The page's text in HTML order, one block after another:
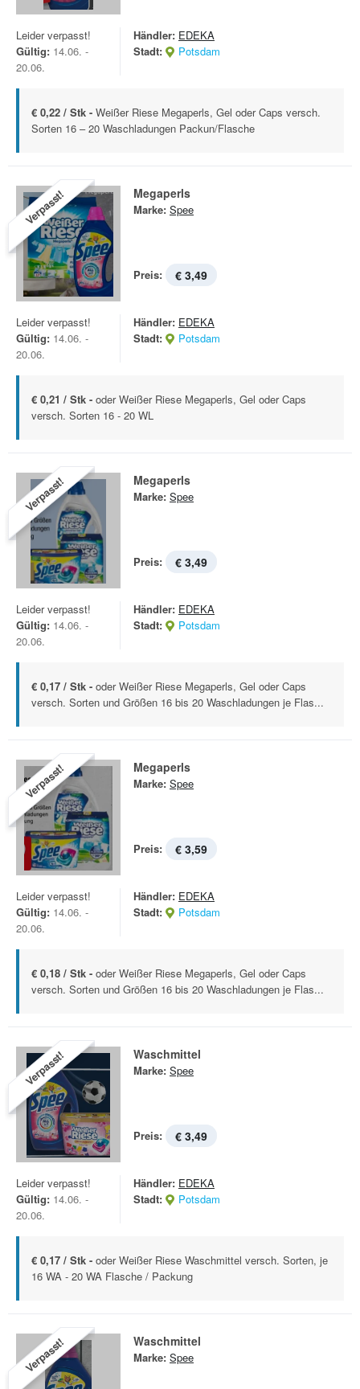
Leider verpasst!
Gültig: 14.06. -
20.06.
Händler: EDEKA
Stadt:
Potsdam
€ 0,22 / Stk - Weißer Riese Megaperls, Gel oder Caps versch.
Sorten 16 – 20 Waschladungen Packun/Flasche
Verpasst! Megaperls
Marke: Spee
Preis: € 3,49
Leider verpasst!
Gültig: 14.06. -
20.06.
Händler: EDEKA
Stadt:
Potsdam
€ 0,21 / Stk - oder Weißer Riese Megaperls, Gel oder Caps
versch. Sorten 16 - 20 WL
Verpasst! Megaperls
Marke: Spee
Preis: € 3,49
Leider verpasst!
Gültig: 14.06. -
20.06.
Händler: EDEKA
Stadt:
Potsdam
€ 0,17 / Stk - oder Weißer Riese Megaperls, Gel oder Caps
versch. Sorten und Größen 16 bis 20 Waschladungen je Flas...
Verpasst! Megaperls
Marke: Spee
Preis: € 3,59
Leider verpasst!
Gültig: 14.06. -
20.06.
Händler: EDEKA
Stadt:
Potsdam
€ 0,18 / Stk - oder Weißer Riese Megaperls, Gel oder Caps
versch. Sorten und Größen 16 bis 20 Waschladungen je Flas...
Verpasst! Waschmittel
Marke: Spee
Preis: € 3,49
Leider verpasst!
Gültig: 14.06. -
20.06.
Händler: EDEKA
Stadt:
Potsdam
€ 0,17 / Stk - oder Weißer Riese Waschmittel versch. Sorten, je
16 WA - 20 WA Flasche / Packung
Verpasst! Waschmittel
Marke: Spee